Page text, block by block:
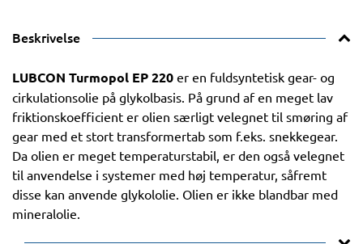
Beskrivelse
LUBCON Turmopol EP 220 er en fuldsyntetisk gear- og
cirkulationsolie på glykolbasis. På grund af en meget lav
friktionskoefficient er olien særligt velegnet til smøring af
gear med et stort transformertab som f.eks. snekkegear.
Da olien er meget temperaturstabil, er den også velegnet
til anvendelse i systemer med høj temperatur, såfremt
disse kan anvende glykololie. Olien er ikke blandbar med
mineralolie.